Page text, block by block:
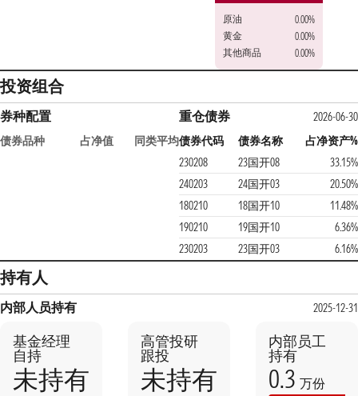
原油
0.00%
黄金
0.00%
其他商品
0.00%
投资组合
券种配置
债券品种 占净值 同类平均
重仓债券
2026-06-30
债券代码
债券名称
占净资产%
230208
23国开08
33.15%
240203
24国开03
20.50%
180210
18国开10
11.48%
190210
19国开10
6.36%
230203
23国开03 6.16%
持有人
内部人员持有 2025-12-31
基金经理
自持
未持有
高管投研
跟投
未持有
内部员工
持有
0.3 万份